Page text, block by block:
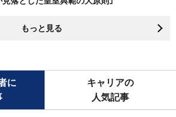
もっと見る
に
キャリアの
人気記事